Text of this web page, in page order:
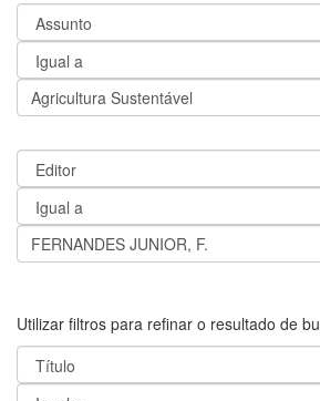
Utilizar filtros para refinar o resultado de